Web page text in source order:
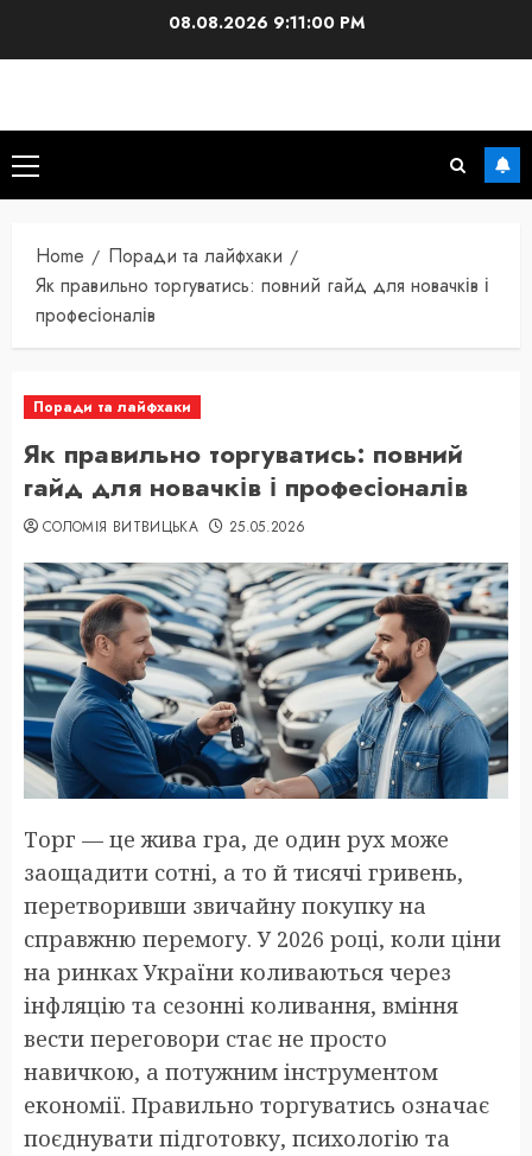
08.08.2026 9:11:02 PM
Primary
Menu
Home
Поради та лайфхаки
Як правильно торгуватись: повний гайд для новачків і
професіоналів
Поради та лайфхаки
Як правильно торгуватись: повний
гайд для новачків і професіоналів
СОЛОМІЯ ВИТВИЦЬКА 25.05.2026
Торг — це жива гра, де один рух може
заощадити сотні, а то й тисячі гривень,
перетворивши звичайну покупку на
справжню перемогу. У 2026 році, коли ціни
на ринках України коливаються через
інфляцію та сезонні коливання, вміння
вести переговори стає не просто
навичкою, а потужним інструментом
економії. Правильно торгуватись означає
поєднувати підготовку, психологію та